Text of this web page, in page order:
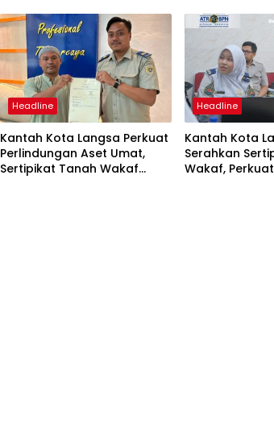
Headline
Kantah Kota Langsa Perkuat
Perlindungan Aset Umat,
Sertipikat Tanah Wakaf
Headline
Kantah Kota
Serahkan
Wakaf,